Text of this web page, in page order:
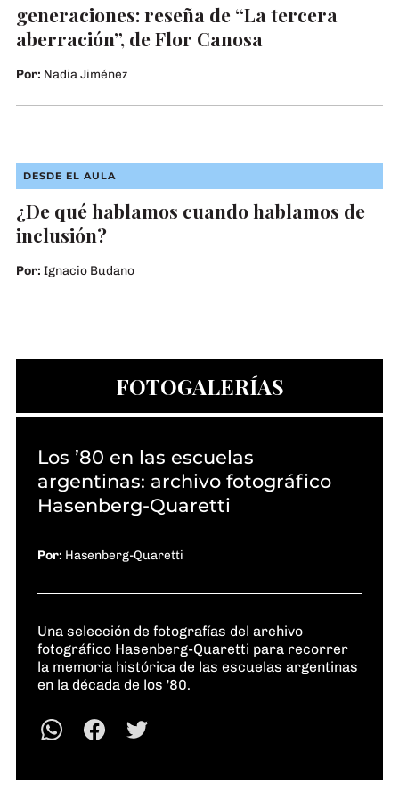
generaciones: reseña de “La tercera
aberración”, de Flor Canosa
Por: Nadia Jiménez
DESDE EL AULA
Fotografía: Laura Frydenberg. En Instagram: @ojo.de.tiza
¿De qué hablamos cuando hablamos de
inclusión?
Por: Ignacio Budano
FOTOGALERÍAS
Los ’80 en las escuelas
argentinas: archivo fotográfico
Hasenberg-Quaretti
Por: Hasenberg-Quaretti
Una selección de fotografías del archivo
fotográfico Hasenberg-Quaretti para recorrer
la memoria histórica de las escuelas argentinas
en la década de los '80.
WhatsappFacebookTwitter